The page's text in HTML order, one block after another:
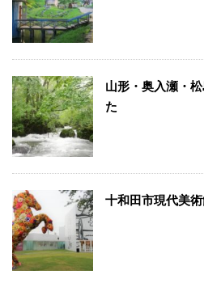
山形・奥入瀬・
た
十和田市現代美